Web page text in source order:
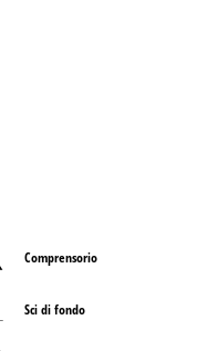
Comprensorio
Sci di fondo